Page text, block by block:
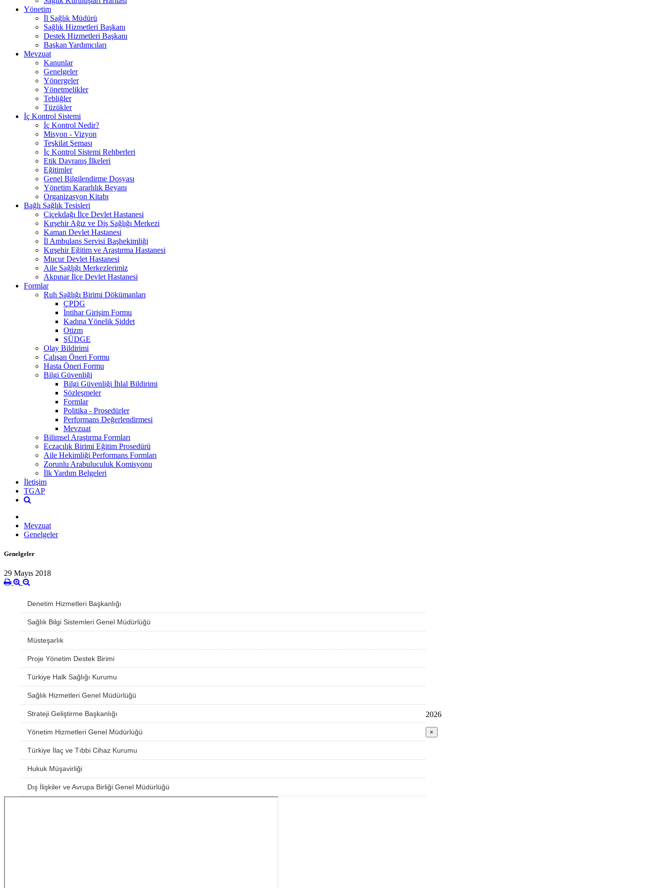
Yönetim
İl Sağlık Müdürü
Sağlık Hizmetleri Başkanı
Destek Hizmetleri Başkanı
Başkan Yardımcıları
Mevzuat
Kanunlar
Genelgeler
Yönergeler
Yönetmelikler
Tebliğler
Tüzükler
İç Kontrol Sistemi
İç Kontrol Nedir?
Misyon - Vizyon
Teşkilat Şeması
İç Kontrol Sistemi Rehberleri
Etik Davranış İlkeleri
Eğitimler
Genel Bilgilendirme Dosyası
Yönetim Kararlılık Beyanı
Organizasyon Kitabı
Bağlı Sağlık Tesisleri
Çiçekdağı İlçe Devlet Hastanesi
Kırşehir Ağız ve Diş Sağlığı Merkezi
Kaman Devlet Hastanesi
İl Ambulans Servisi Başhekimliği
Kırşehir Eğitim ve Araştırma Hastanesi
Mucur Devlet Hastanesi
Aile Sağlığı Merkezlerimiz
Akpınar İlçe Devlet Hastanesi
Formlar
Ruh Sağlığı Birimi Dökümanları
ÇPDG
İntihar Girişim Formu
Kadına Yönelik Şiddet
Otizm
SÜDGE
Olay Bildirimi
Çalışan Öneri Formu
Hasta Öneri Formu
Bilgi Güvenliği
Bilgi Güvenliği İhlal Bildirimi
Sözleşmeler
Formlar
Politika - Prosedürler
Performans Değerlendirmesi
Mevzuat
Bilimsel Araştırma Formları
Eczacılık Birimi Eğitim Prosedürü
Aile Hekimliği Performans Formları
Zorunlu Arabuluculuk Komisyonu
İlk Yardım Belgeleri
İletişim
TGAP
Mevzuat
Genelgeler
Genelgeler
29 Mayıs 2018
Denetim Hizmetleri Başkanlığı
Sağlık Bilgi Sistemleri Genel Müdürlüğü
Müsteşarlık
Proje Yönetim Destek Birimi
Türkiye Halk Sağlığı Kurumu
Sağlık Hizmetleri Genel Müdürlüğü
Strateji Geliştirme Başkanlığı
Yönetim Hizmetleri Genel Müdürlüğü
Türkiye İlaç ve Tıbbi Cihaz Kurumu
Hukuk Müşavirliği
Dış İlişkiler ve Avrupa Birliği Genel Müdürlüğü
2026
×